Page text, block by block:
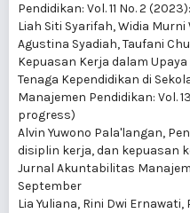
Pendidikan: Vol. 11 No. 2
Liah Siti Syarifah, Widia Murni
Agustina Syadiah, Taufani
Kepuasan Kerja dalam
Tenaga Kependidikan di
Manajemen Pendidikan: Vol.
progress)
Alvin Yuwono Pala'langan,
disiplin kerja, dan kepuasan
Jurnal Akuntabilitas
September
Lia Yuliana, Rini Dwi Ernawati,